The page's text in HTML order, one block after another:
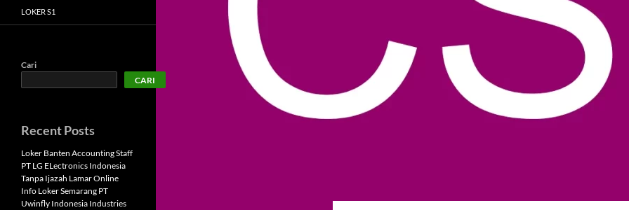
LOKER S1
Cari
CARI
Recent Posts
Loker Banten Accounting Staff
PT LG ELectronics Indonesia
Tanpa Ijazah Lamar Online
Info Loker Semarang PT
Uwinfly Indonesia Industries